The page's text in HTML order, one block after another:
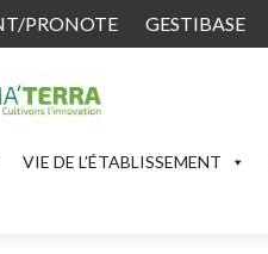
PRONOTE GESTIBASE
VIE DE L’ÉTABLISSEMENT